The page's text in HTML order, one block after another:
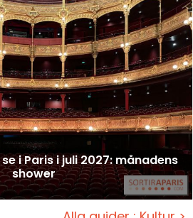
i Paris i juli 2027: månadens
shower